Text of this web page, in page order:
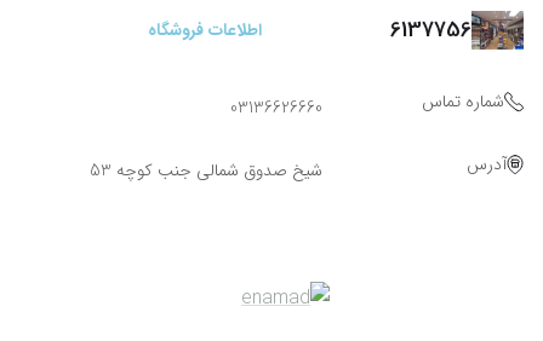
6137756 اطلاعات فروشگاه
شماره تماس 03136626660
آدرس شیخ صدوق شمالی جنب کوچه 53